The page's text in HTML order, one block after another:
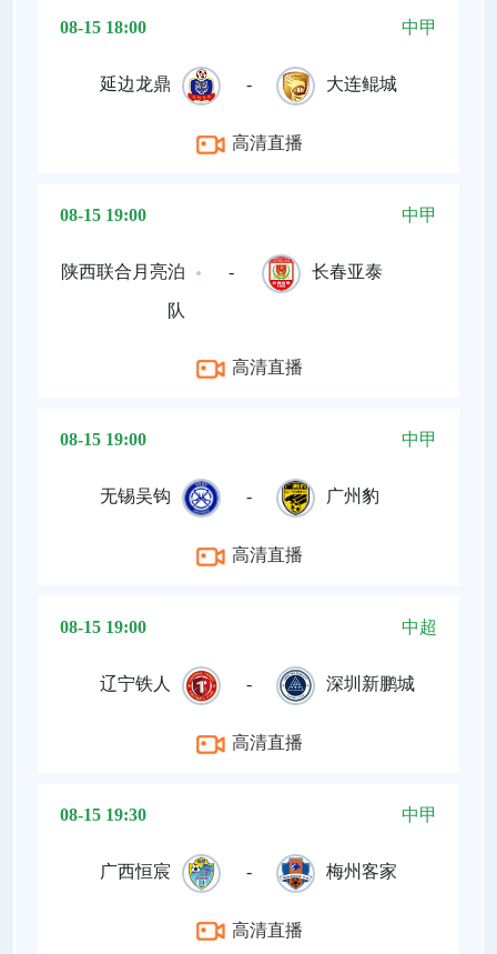
08-15 18:00 中甲
延边龙鼎 - 大连鲲城
高清直播
08-15 19:00 中甲
陕西联合月亮泊
队
- 长春亚泰
高清直播
08-15 19:00 中甲
无锡吴钩 - 广州豹
高清直播
08-15 19:00 中超
辽宁铁人 - 深圳新鹏城
高清直播
08-15 19:30 中甲
广西恒宸 - 梅州客家
高清直播